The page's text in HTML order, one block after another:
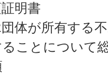
明書
体が所有する
ことについて